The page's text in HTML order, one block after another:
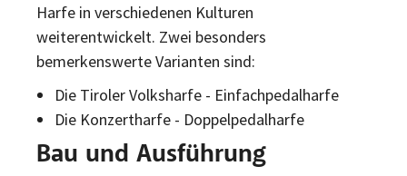
Harfe in verschiedenen Kulturen
weiterentwickelt. Zwei besonders
bemerkenswerte Varianten sind:
Die Tiroler Volksharfe - Einfachpedalharfe
Die Konzertharfe - Doppelpedalharfe
Bau und Ausführung